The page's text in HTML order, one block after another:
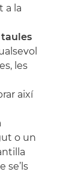
a la
taules
les
així
o un
se’ls